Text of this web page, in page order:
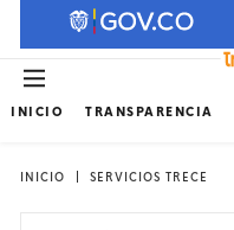
INICIO TRANSPARENCIA
INICIO SERVICIOS TRECE